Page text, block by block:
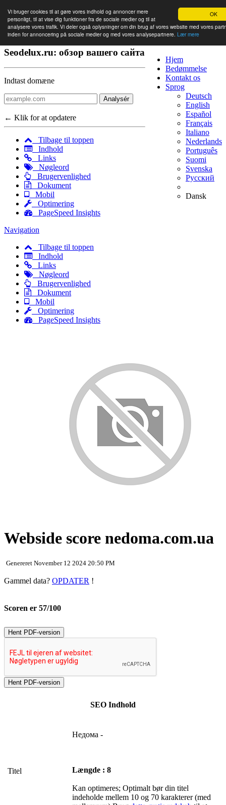
OK
Vi bruger cookies til at gøre vores indhold og annoncer mere
personligt, til at vise dig funktioner fra de sociale medier og til at
analysere vores trafik. Vi deler også oplysninger om din brug af vores website med vores
inden for annoncering på sociale medier og med vores analysepartnere. Lær mere
Hjem
Bedømmelse
Kontakt os
Sprog
Deutsch
English
Español
Français
Italiano
Nederlands
Português
Suomi
Svenska
Русский
Dansk
Seodelux.ru: обзор вашего сайта
Indtast domæne
Analysér
← Klik for at opdatere
Tilbage til toppen
Indhold
Links
Nøgleord
Brugervenlighed
Dokument
Mobil
Optimering
PageSpeed Insights
Navigation
Tilbage til toppen
Indhold
Links
Nøgleord
Brugervenlighed
Dokument
Mobil
Optimering
PageSpeed Insights
Webside score nedoma.com.ua
Genereret November 12 2024 20:50 PM
Gammel data? OPDATER !
Scoren er 57/100
Hent PDF-version
SEO Indhold
Titel
Недома -
Længde : 8
Kan optimeres; Optimalt bør din titel
indeholde mellem 10 og 70 karakterer (med